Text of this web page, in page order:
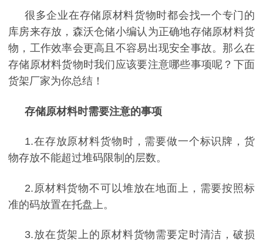
很多企业在存储原材料货物时都会找一个专门的
库房来存放，森沃仓储小编认为正确地存储原材料货
物，工作效率会更高且不容易出现安全事故。那么在
存储原材料货物时我们应该要注意哪些事项呢？下面
货架厂家为你总结！
存储原材料时需要注意的事项
1.在存放原材料货物时，需要做一个标识牌，货
物存放不能超过堆码限制的层数。
2. 原材料货物不可以堆放在地面上，需要按照标
准的码放置在托盘上。
3.放在货架上的原材料货物需要定时清洁，破损